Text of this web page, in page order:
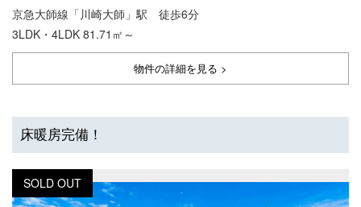
京急大師線「川崎大師」駅 徒歩6分
3LDK・4LDK 81.71㎡～
物件の詳細を見る >
床暖房完備！
SOLD OUT